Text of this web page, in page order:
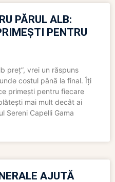
PĂRUL ALB:
PENTRU
preț”, vrei un răspuns
costul până la final. Îți
primești pentru fiecare
mai mult decât ai
Sereni Capelli Gama
AJUTĂ